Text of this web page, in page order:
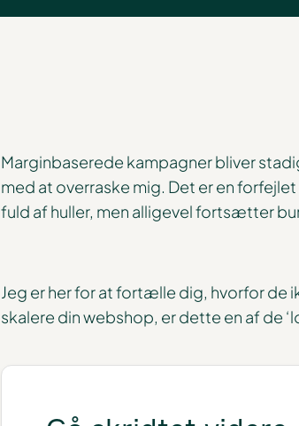
Marginbaserede kampagner bliver
med at overraske mig. Det er en
fuld af huller, men alligevel fortsætter
Jeg er her for at fortælle dig, hvorfor de
skalere din webshop, er dette en af de